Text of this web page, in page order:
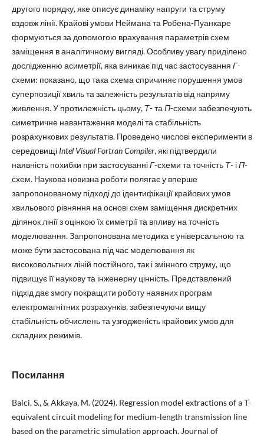
другого порядку, яке описує динаміку напруги та струму
вздовж лінії. Крайові умови Неймана та Робена-Пуанкаре
формуються за допомогою врахування параметрів схем
заміщення в аналітичному вигляді. Особливу увагу приділено
дослідженню асиметрії, яка виникає під час застосування Γ-
схеми: показано, що така схема спричиняє порушення умов
суперпозиції хвиль та залежність результатів від напряму
живлення. У протилежність цьому, Т- та Π-схеми забезпечують
симетричне навантаження моделі та стабільність
розрахункових результатів. Проведено числові експерименти в
середовищі Intel Visual Fortran Compiler, які підтвердили
наявність похибки при застосуванніΓ-схеми та точність Т- іΠ-
схем. Наукова новизна роботи полягає у вперше
запропонованому підході до ідентифікації крайових умов
хвильового рівняння на основі схем заміщення дискретних
ділянок лінії з оцінкою їх симетрії та впливу на точність
моделювання. Запропонована методика є універсальною та
може бути застосована під час моделювання як
високовольтних ліній постійного, так і змінного струму, що
підвищує її наукову та інженерну цінність. Представлений
підхід дає змогу покращити роботу наявних програм
електромагнітних розрахунків, забезпечуючи вищу
стабільність обчислень та узгодженість крайових умов для
складних режимів.
Посилання
Balci, S., & Akkaya, M. (2024). Regression model extractions of a T-
equivalent circuit modeling for medium-length transmission line
based on the parametric simulation approach. Journal of